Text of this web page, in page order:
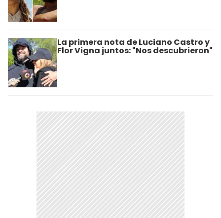
La primera nota de Luciano Castro y
Flor Vigna juntos: "Nos descubrieron"